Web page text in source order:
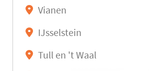
Vianen
IJsselstein
Tull en 't Waal